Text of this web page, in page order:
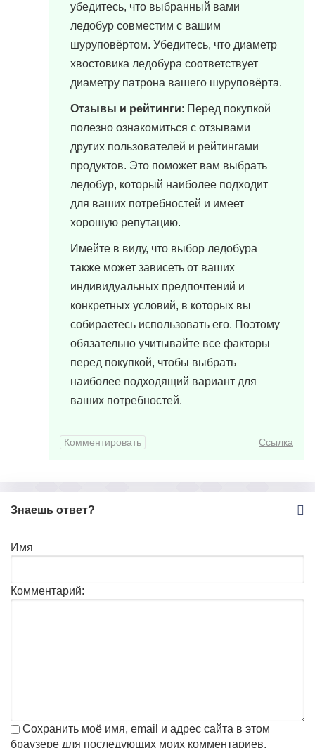
убедитесь, что выбранный вами
ледобур совместим с вашим
шуруповёртом. Убедитесь, что диаметр
хвостовика ледобура соответствует
диаметру патрона вашего шуруповёрта.
Отзывы и рейтинги: Перед покупкой
полезно ознакомиться с отзывами
других пользователей и рейтингами
продуктов. Это поможет вам выбрать
ледобур, который наиболее подходит
для ваших потребностей и имеет
хорошую репутацию.
Имейте в виду, что выбор ледобура
также может зависеть от ваших
индивидуальных предпочтений и
конкретных условий, в которых вы
собираетесь использовать его. Поэтому
обязательно учитывайте все факторы
перед покупкой, чтобы выбрать
наиболее подходящий вариант для
ваших потребностей.
Комментировать Ссылка
Знаешь ответ?
Имя
Комментарий:
Сохранить моё имя, email и адрес сайта в этом
браузере для последующих моих комментариев.